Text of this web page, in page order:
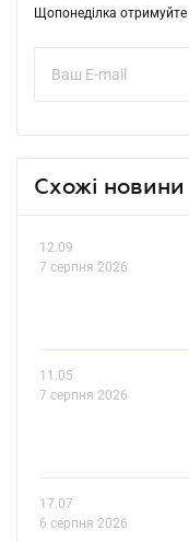
Щопонеділка отримуйте
Схожі новини
12.09
7 серпня 2026
11.05
7 серпня 2026
17.07
6 серпня 2026